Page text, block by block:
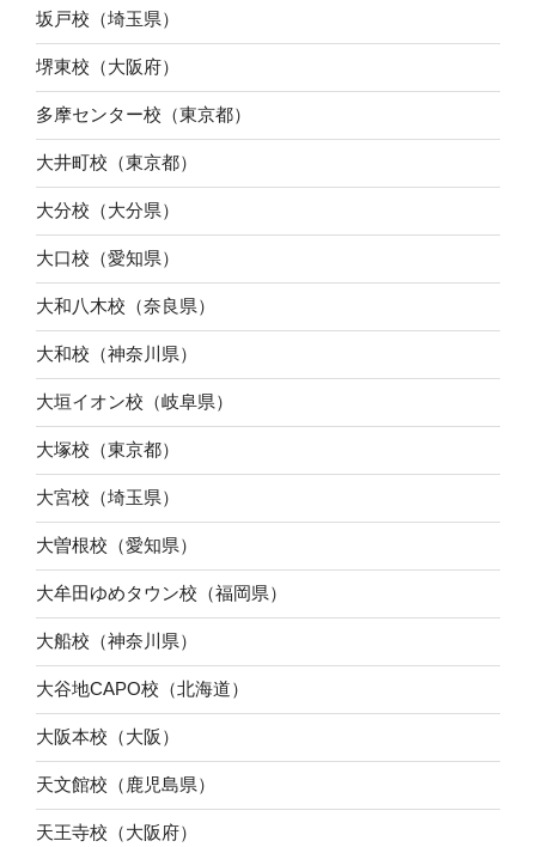
坂戸校（埼玉県）
堺東校（大阪府）
多摩センター校（東京都）
大井町校（東京都）
大分校（大分県）
大口校（愛知県）
大和八木校（奈良県）
大和校（神奈川県）
大垣イオン校（岐阜県）
大塚校（東京都）
大宮校（埼玉県）
大曽根校（愛知県）
大牟田ゆめタウン校（福岡県）
大船校（神奈川県）
大谷地CAPO校（北海道）
大阪本校（大阪）
天文館校（鹿児島県）
天王寺校（大阪府）